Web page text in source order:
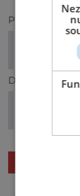
Předchozí
Ostrovy
Další článek